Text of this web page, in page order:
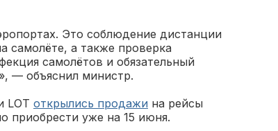
Это соблюдение дистанции
самолёте, а также проверка
самолётов и обязательный
— объяснил министр.
LOT открылись продажи на рейсы
приобрести уже на 15 июня.